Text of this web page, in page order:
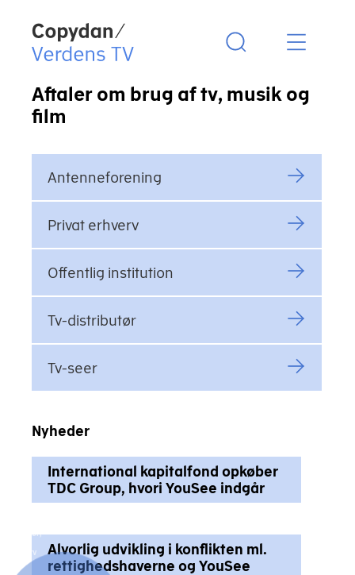
Copydan Logo
Aftaler om brug af tv, musik og
film
Antenneforening
Privat erhverv
Offentlig institution
Tv-distributør
Tv-seer
Nyheder
International kapitalfond opkøber
TDC Group, hvori YouSee indgår
Alvorlig udvikling i konflikten ml.
rettighedshaverne og YouSee
Direktør,
Erhverv